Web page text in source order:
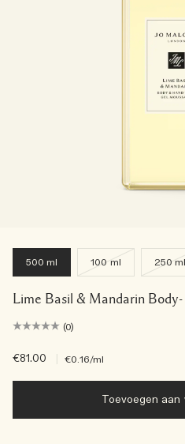
500 ml 100 ml 250 ml
Lime Basil & Mandarin Body-
(0)
€81.00 €0.16/ml
Toevoegen aan